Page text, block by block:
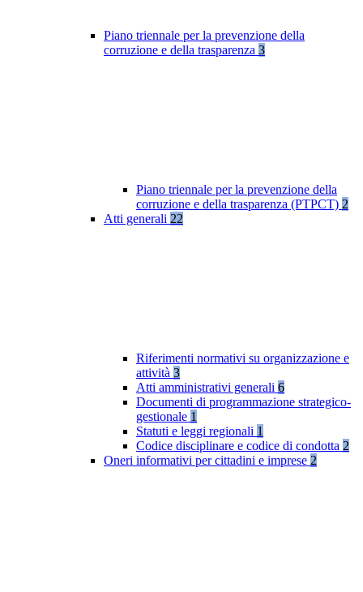
Piano triennale per la prevenzione della
corruzione e della trasparenza 3
Piano triennale per la prevenzione della
corruzione e della trasparenza (PTPCT) 2
Atti generali 22
Riferimenti normativi su organizzazione e
attività 3
Atti amministrativi generali 6
Documenti di programmazione strategico-
gestionale 1
Statuti e leggi regionali 1
Codice disciplinare e codice di condotta 2
Oneri informativi per cittadini e imprese 2